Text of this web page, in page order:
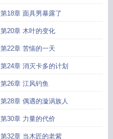
第18章 面具男暴露了
第20章 木叶的变化
第22章 苦恼的一天
第24章 消灭卡多的计划
第26章 江风钓鱼
第28章 偶遇的漩涡族人
第30章 力量的代价
第32章 当木匠的老紫